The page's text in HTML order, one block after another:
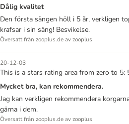
Dålig kvalitet
Den första sängen höll i 5 år, verkligen
krafsar i sin säng! Besvikelse.
Översatt från zooplus.de av zooplus
20-12-03
This is a stars rating area from zero to 5:
Mycket bra, kan rekommendera.
Jag kan verkligen rekommendera
gärna i dem.
Översatt från zooplus.de av zooplus